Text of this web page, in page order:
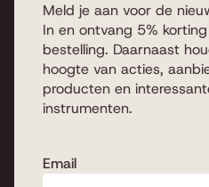
Meld je aan voor de
In en ontvang 5%
bestelling. Daarnaast
hoogte van acties,
producten en
instrumenten.
Email